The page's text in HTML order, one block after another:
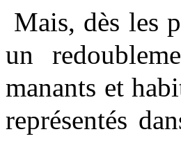
Mais, dès les
un
manants et
représentés